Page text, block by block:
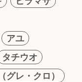
アユ
タチウオ
グレ・クロ）